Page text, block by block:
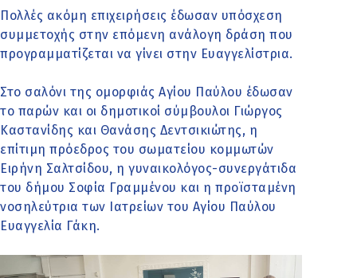
Πολλές ακόμη επιχειρήσεις έδωσαν υπόσχεση
συμμετοχής στην επόμενη ανάλογη δράση που
προγραμματίζεται να γίνει στην Ευαγγελίστρια.
Στο σαλόνι της ομορφιάς Αγίου Παύλου έδωσαν
το παρών και οι δημοτικοί σύμβουλοι Γιώργος
Καστανίδης και Θανάσης Δεντσικιώτης, η
επίτιμη πρόεδρος του σωματείου κομμωτών
Ειρήνη Σαλτσίδου, η γυναικολόγος-συνεργάτιδα
του δήμου Σοφία Γραμμένου και η προϊσταμένη
νοσηλεύτρια των Ιατρείων του Αγίου Παύλου
Ευαγγελία Γάκη.